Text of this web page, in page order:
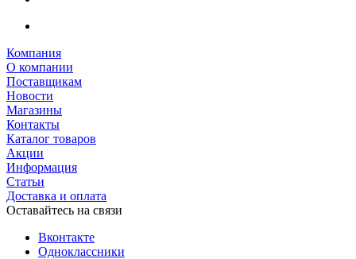
Компания
О компании
Поставщикам
Новости
Магазины
Контакты
Каталог товаров
Акции
Информация
Статьи
Доставка и оплата
Оставайтесь на связи
Вконтакте
Одноклассники